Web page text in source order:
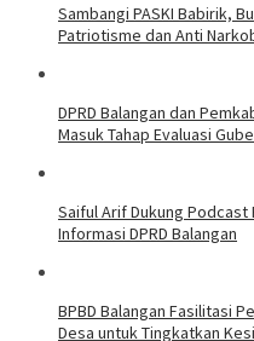
Sambangi PASKI Babirik,
Patriotisme dan Anti
DPRD Balangan dan
Masuk Tahap Evaluasi
Saiful Arif Dukung
Informasi DPRD Balangan
BPBD Balangan Fasilitasi
Desa untuk Tingkatkan